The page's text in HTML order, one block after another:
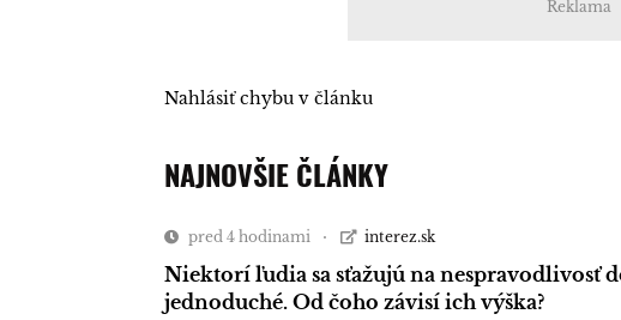
Reklama
Nahlásiť chybu v článku
NAJNOVŠIE ČLÁNKY
pred 4 hodinami interez.sk
Niektorí ľudia sa sťažujú na nespravodlivosť
jednoduché. Od čoho závisí ich výška?